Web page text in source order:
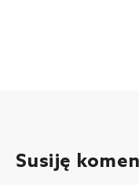
Susiję